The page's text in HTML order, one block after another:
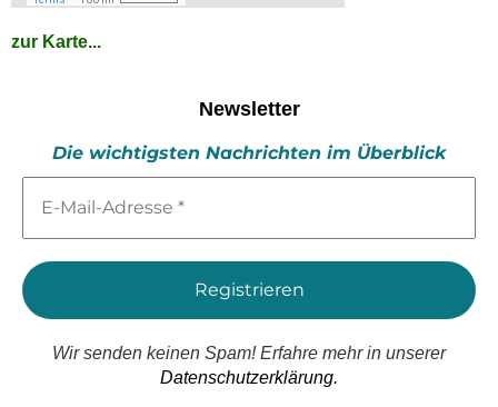
zur Karte...
Newsletter
Die wichtigsten Nachrichten im Überblick
Mail-
*
Wir senden keinen Spam! Erfahre mehr in unserer
Datenschutzerklärung.